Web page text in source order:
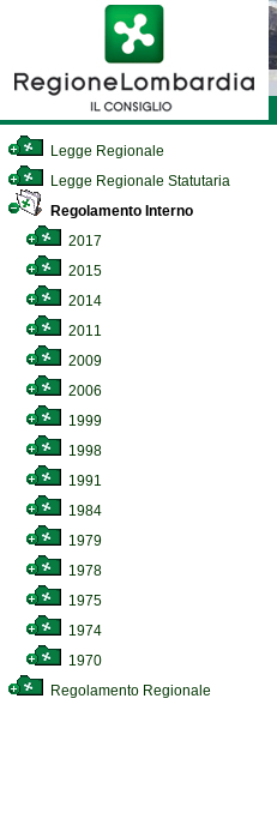
Legge Regionale
Legge Regionale Statutaria
Regolamento Interno
2017
2015
2014
2011
2009
2006
1999
1998
1991
1984
1979
1978
1975
1974
1970
Regolamento Regionale